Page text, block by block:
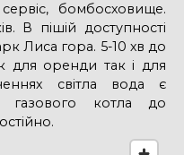
бомбосховище.
В пішій доступності
Лиса гора. 5-10 хв до
для оренди так і для
світла вода є
газового котла до